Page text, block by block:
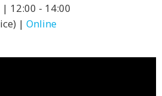
12:00 - 14:00
| Online